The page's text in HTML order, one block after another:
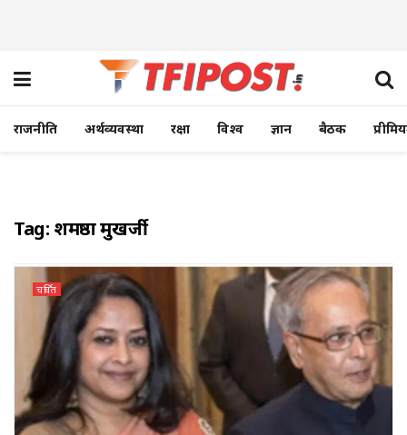
राजनीति अर्थव्यवस्था रक्षा विश्व ज्ञान बैठक
Tag: शर्मिष्ठा मुखर्जी
चर्चित